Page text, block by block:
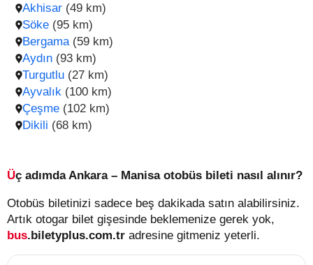
Aydın (93 km)
Turgutlu (27 km)
Akhisar (49 km)
Ayvalık (100 km)
Söke (95 km)
Çeşme (102 km)
Bergama (59 km)
Dikili (68 km)
Üç adımda Ankara – Manisa otobüs bileti nasıl alınır?
Otobüs biletinizi sadece beş dakikada satın alabilirsiniz.
Artık otogar bilet gişesinde beklemenize gerek yok,
bus.biletyplus.com.tr adresine gitmeniz yeterli.